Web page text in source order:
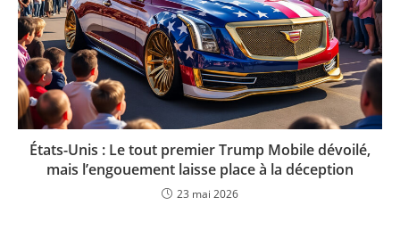
États-Unis : Le tout premier Trump Mobile dévoilé,
mais l’engouement laisse place à la déception
23 mai 2026